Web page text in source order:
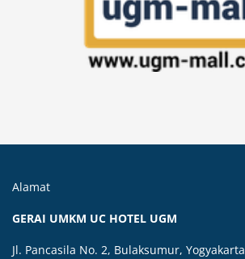
Alamat
GERAI UMKM UC HOTEL UGM
Jl. Pancasila No. 2, Bulaksumur, Yogyakarta